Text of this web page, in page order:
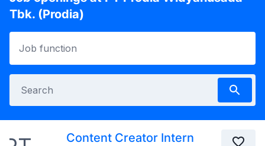
Tbk. (Prodia)
Content Creator Intern